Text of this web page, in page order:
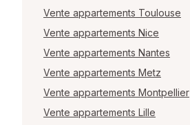
Vente appartements Toulouse
Vente appartements Nice
Vente appartements Nantes
Vente appartements Metz
Vente appartements Montpellier
Vente appartements Lille